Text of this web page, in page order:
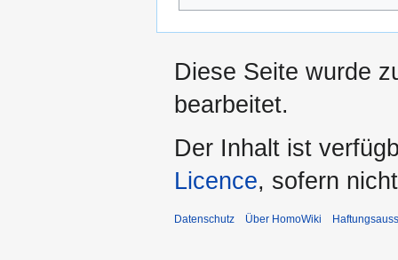
Diese Seite wurde
bearbeitet.
Der Inhalt ist
Licence, sofern
Datenschutz Über HomoWiki